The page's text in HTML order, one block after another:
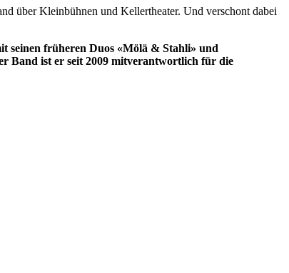
über Kleinbühnen und Kellertheater. Und verschont dabei
seinen früheren Duos «Mölä & Stahli» und
Band ist er seit 2009 mitverantwortlich für die